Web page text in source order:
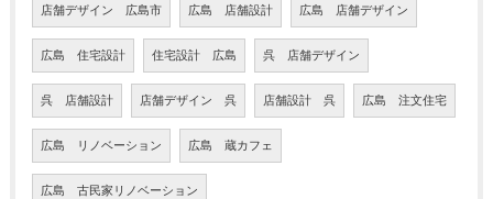
店舗デザイン 広島市 広島 店舗設計 広島 店舗デザイン
広島 住宅設計 住宅設計 広島 呉 店舗デザイン
呉 店舗設計 店舗デザイン 呉 店舗設計 呉 広島 注文住宅
広島 リノベーション 広島 蔵カフェ
広島 古民家リノベーション